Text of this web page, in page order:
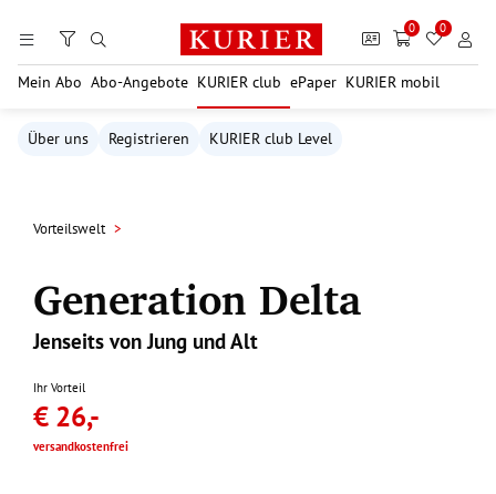
0 0
Mein Abo Abo-Angebote KURIER club ePaper KURIER mobil
Über uns Registrieren KURIER club Level
Vorteilswelt
Generation Delta
Jenseits von Jung und Alt
Ihr Vorteil
€ 26,-
versandkostenfrei